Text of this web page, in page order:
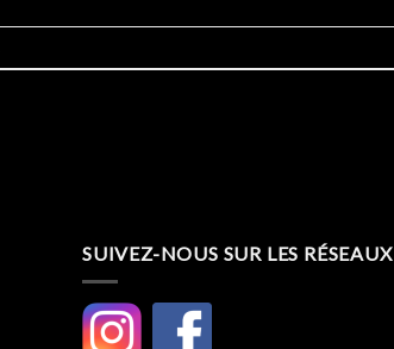
SUIVEZ-NOUS SUR LES RÉSEAUX